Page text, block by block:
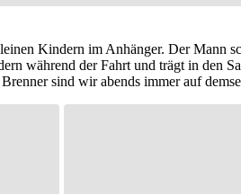
Kindern im Anhänger. Der Mann
während der Fahrt und trägt in den
sind wir abends immer auf